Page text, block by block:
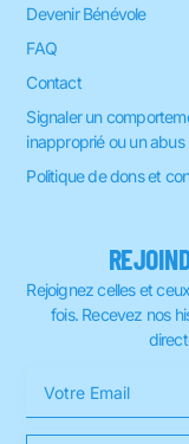
Devenir Bénévole
FAQ
Contact
Signaler un
inapproprié ou un abus
Politique de dons et
Rejoignez celles et
fois. Recevez nos